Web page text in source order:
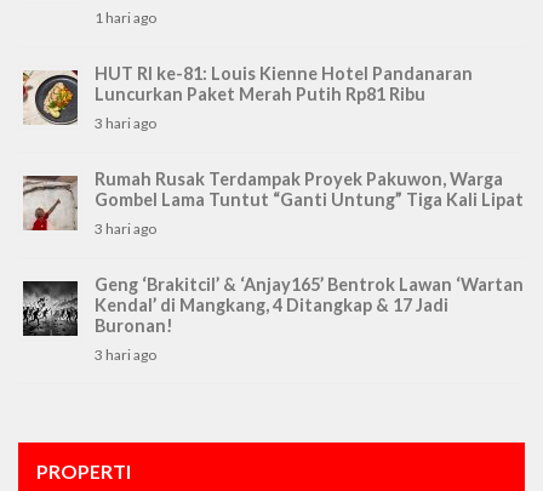
1 hari ago
HUT RI ke-81: Louis Kienne Hotel Pandanaran
Luncurkan Paket Merah Putih Rp81 Ribu
3 hari ago
Rumah Rusak Terdampak Proyek Pakuwon, Warga
Gombel Lama Tuntut “Ganti Untung” Tiga Kali Lipat
3 hari ago
Geng ‘Brakitcil’ & ‘Anjay165’ Bentrok Lawan ‘Wartan
Kendal’ di Mangkang, 4 Ditangkap & 17 Jadi
Buronan!
3 hari ago
PROPERTI